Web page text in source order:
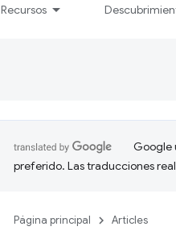
Recursos
Google
preferido. Las traducciones
Página principal Articles